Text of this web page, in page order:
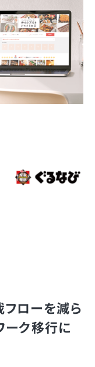
ローを減ら
ーク移行に